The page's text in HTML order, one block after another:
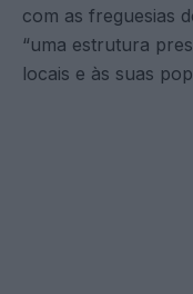
com as freguesias
“uma estrutura
locais e às suas